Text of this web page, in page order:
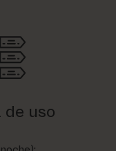
de uso